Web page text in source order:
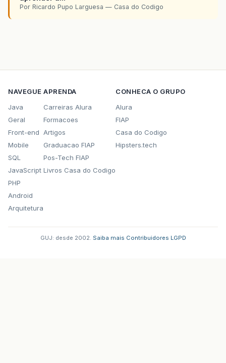
Por Ricardo Pupo Larguesa — Casa do Codigo
NAVEGUE
Java
Geral
Front-end
Mobile
SQL
JavaScript
PHP
Android
Arquitetura
APRENDA
Carreiras Alura
Formacoes
Artigos
Graduacao FIAP
Pos-Tech FIAP
Livros Casa do Codigo
CONHECA O GRUPO
Alura
FIAP
Casa do Codigo
Hipsters.tech
GUJ: desde 2002. Saiba mais Contribuidores LGPD